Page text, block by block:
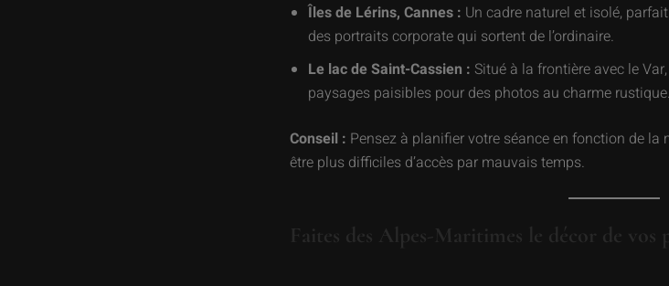
Îles de Lérins, Cannes : Un cadre naturel et isolé,
des portraits corporate qui sortent de l’ordinaire.
Le lac de Saint-Cassien : Situé à la frontière avec le
paysages paisibles pour des photos au charme rustique.
Conseil : Pensez à planifier votre séance en fonction de la
être plus difficiles d’accès par mauvais temps.
Faites des Alpes-Maritimes le décor de vos